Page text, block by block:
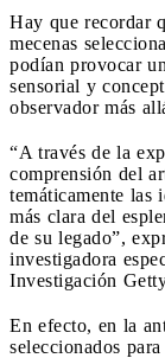
Hay que recordar
mecenas
podían provocar
sensorial y
observador más
“A través de la
comprensión del
temáticamente las
más clara del
de su legado”,
investigadora
Investigación
En efecto, en la
seleccionados